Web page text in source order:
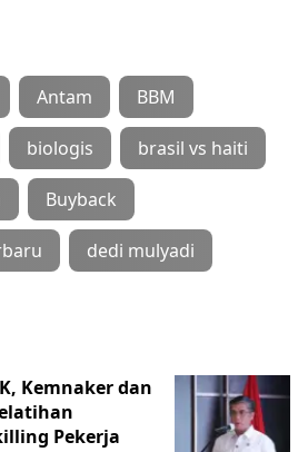
Antam BBM
biologis brasil vs haiti
Buyback
dedi mulyadi
Kemnaker dan
Pekerja